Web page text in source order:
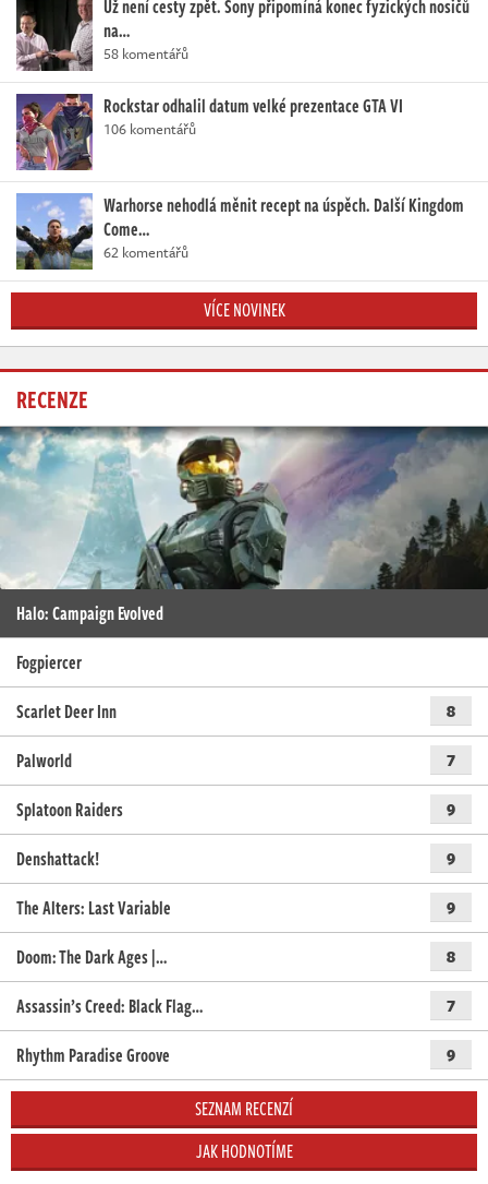
Už není cesty zpět. Sony připomíná konec fyzických nosičů
na…
58 komentářů
Rockstar odhalil datum velké prezentace GTA VI
106 komentářů
Warhorse nehodlá měnit recept na úspěch. Další Kingdom
Come…
62 komentářů
VÍCE NOVINEK
RECENZE
Halo: Campaign Evolved
Fogpiercer
Scarlet Deer Inn
8
Palworld 7
Splatoon Raiders 9
Denshattack! 9
The Alters: Last Variable 9
Doom: The Dark Ages |… 8
Assassin’s Creed: Black Flag… 7
Rhythm Paradise Groove 9
SEZNAM RECENZÍ
JAK HODNOTÍME